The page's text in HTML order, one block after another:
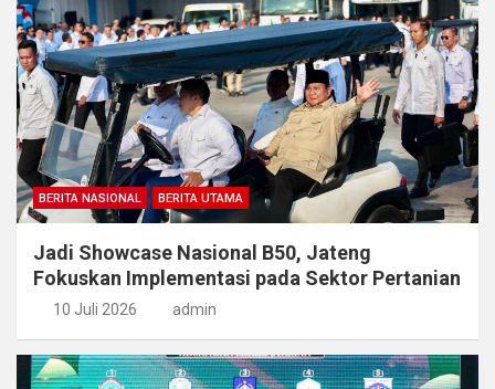
BERITA NASIONAL BERITA UTAMA
Jadi Showcase Nasional B50, Jateng
Fokuskan Implementasi pada Sektor Pertanian
10 Juli 2026 admin